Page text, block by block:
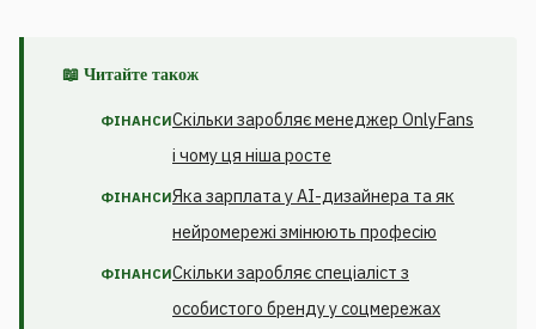
📖 Читайте також
ФІНАНСИСкільки заробляє менеджер OnlyFans
і чому ця ніша росте
ФІНАНСИЯка зарплата у AI-дизайнера та як
нейромережі змінюють професію
ФІНАНСИСкільки заробляє спеціаліст з
особистого бренду у соцмережах